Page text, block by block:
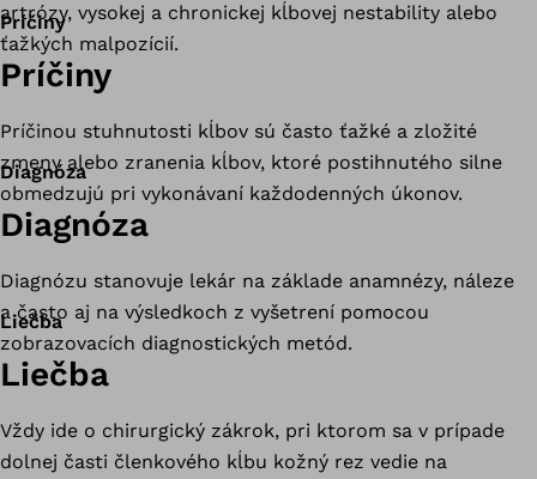
artrózy, vysokej a chronickej kĺbovej nestability alebo
ťažkých malpozícií.
Príčiny
Príčiny
Príčinou stuhnutosti kĺbov sú často ťažké a zložité
zmeny alebo zranenia kĺbov, ktoré postihnutého silne
obmedzujú pri vykonávaní každodenných úkonov.
Diagnóza
Diagnóza
Diagnózu stanovuje lekár na základe anamnézy, náleze
a často aj na výsledkoch z vyšetrení pomocou
zobrazovacích diagnostických metód.
Liečba
Liečba
Vždy ide o chirurgický zákrok, pri ktorom sa v prípade
dolnej časti členkového kĺbu kožný rez vedie na